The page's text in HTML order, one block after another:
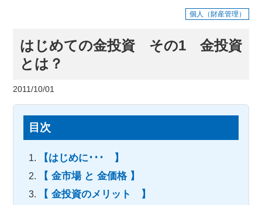
個人（財産管理）
はじめての金投資 その1 金投資
とは？
2011/10/01
目次
【はじめに･･･ 】
【 金市場 と 金価格 】
【 金投資のメリット 】